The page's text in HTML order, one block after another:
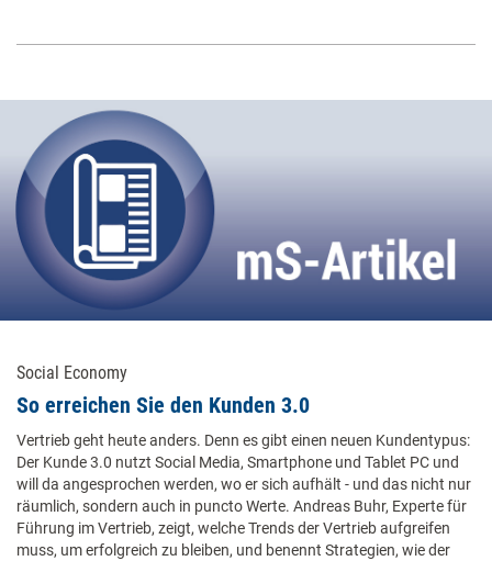
Social Economy
So erreichen Sie den Kunden 3.0
Vertrieb geht heute anders. Denn es gibt einen neuen Kundentypus:
Der Kunde 3.0 nutzt Social Media, Smartphone und Tablet PC und
will da angesprochen werden, wo er sich aufhält - und das nicht nur
räumlich, sondern auch in puncto Werte. Andreas Buhr, Experte für
Führung im Vertrieb, zeigt, welche Trends der Vertrieb aufgreifen
muss, um erfolgreich zu bleiben, und benennt Strategien, wie der